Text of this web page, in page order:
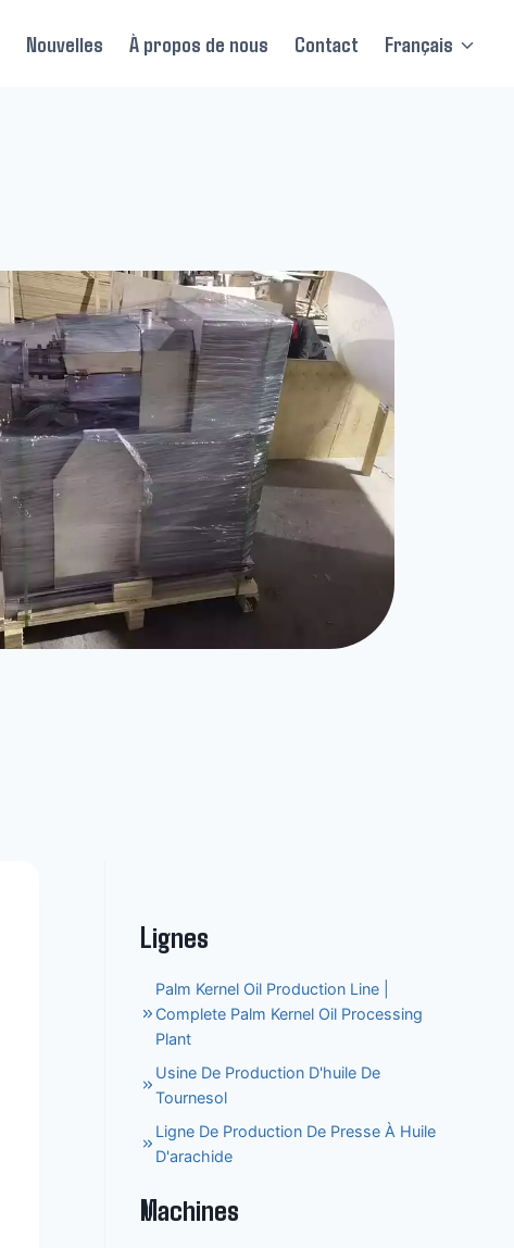
Nouvelles À propos de nous Contact Français
Lignes
Palm Kernel Oil Production Line |
Complete Palm Kernel Oil Processing
Plant
Usine De Production D'huile De
Tournesol
Ligne De Production De Presse À Huile
D'arachide
Machines